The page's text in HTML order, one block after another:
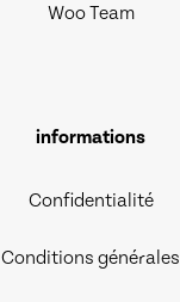
Woo Team
informations
Confidentialité
Conditions générales